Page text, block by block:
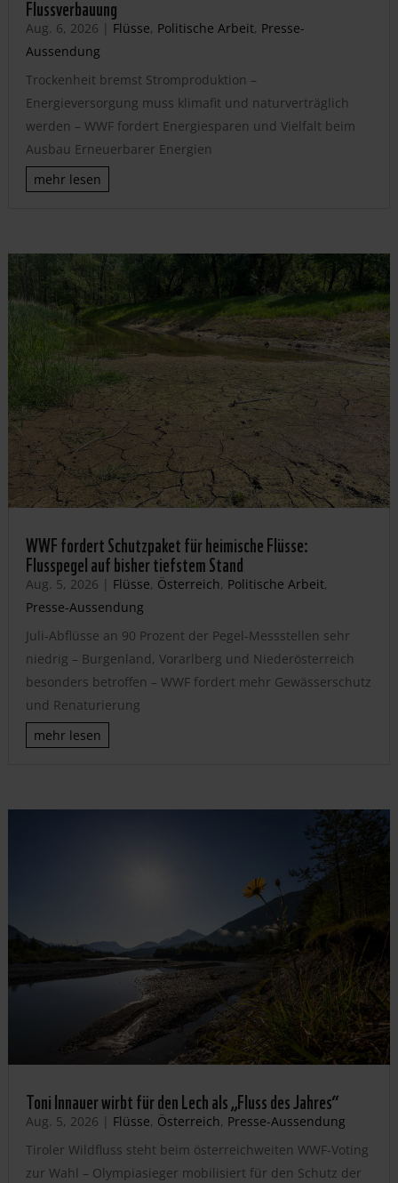
Flussverbauung
Aug. 6, 2026 | Flüsse, Politische Arbeit, Presse-
Aussendung
Trockenheit bremst Stromproduktion –
Energieversorgung muss klimafit und naturverträglich
werden – WWF fordert Energiesparen und Vielfalt beim
Ausbau Erneuerbarer Energien
mehr lesen
WWF fordert Schutzpaket für heimische Flüsse:
Flusspegel auf bisher tiefstem Stand
Aug. 5, 2026 | Flüsse, Österreich, Politische Arbeit,
Presse-Aussendung
Juli-Abflüsse an 90 Prozent der Pegel-Messstellen sehr
niedrig – Burgenland, Vorarlberg und Niederösterreich
besonders betroffen – WWF fordert mehr Gewässerschutz
und Renaturierung
mehr lesen
Toni Innauer wirbt für den Lech als „Fluss des Jahres“
Aug. 5, 2026 | Flüsse, Österreich, Presse-Aussendung
Tiroler Wildfluss steht beim österreichweiten WWF-Voting
zur Wahl – Olympiasieger mobilisiert für den Schutz der